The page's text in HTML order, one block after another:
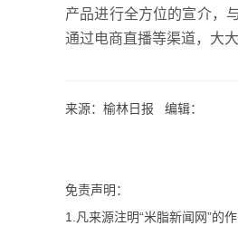
产品进行全方位的宣介，
通过电商直播等渠道，大
来源：榆林日报 编辑：
免责声明：
1.凡来源注明“米脂新闻网”的